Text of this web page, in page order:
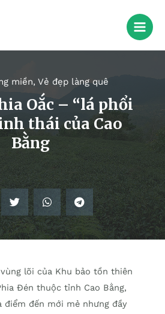
miền, Vẻ đẹp làng quê
Oắc – “lá phổi
thái của Cao
Bằng
lõi của Khu bảo tồn thiên
Đén thuộc tỉnh Cao Bằng,
điểm đến mới mẻ nhưng đầy